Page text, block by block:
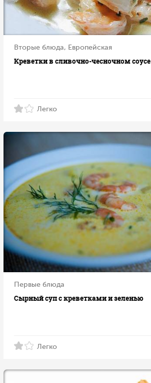
Вторые блюда, Европейская
Креветки в сливочно-чесночном соусе
Легко
Первые блюда
Сырный суп с креветками и зеленью
Легко